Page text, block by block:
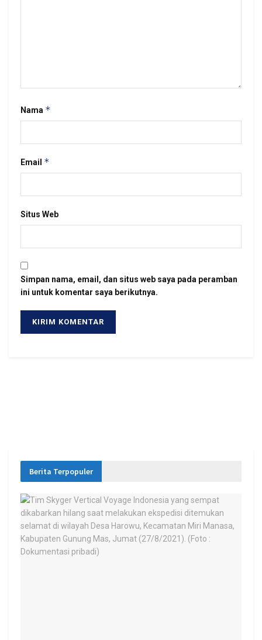
Nama *
Email *
Situs Web
Simpan nama, email, dan situs web saya pada peramban
ini untuk komentar saya berikutnya.
Berita Terpopuler